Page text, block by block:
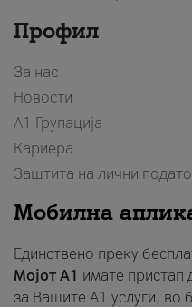
Профил
За нас
Новости
А1 Групација
Кариера
Заштита на лични
Мобилна
Единствено преку
Мојот A1 имате
за Вашите A1 услуги, во